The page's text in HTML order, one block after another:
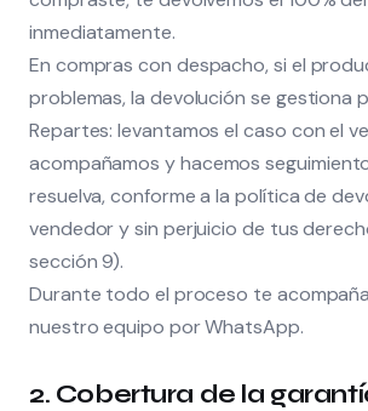
inmediatamente.
En compras con despacho, si el
problemas, la devolución se gestiona
Repartes: levantamos el caso con el
acompañamos y hacemos
resuelva, conforme a la política de
vendedor y sin perjuicio de tus
sección 9).
Durante todo el proceso te
nuestro equipo por WhatsApp.
2. Cobertura de la